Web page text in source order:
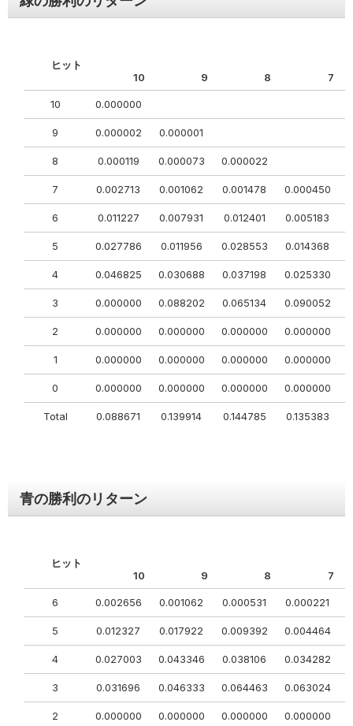
ヒット
10
9 8 7
10 0.000000
9 0.000002 0.000001
8 0.000119 0.000073 0.000022
7 0.002713 0.001062 0.001478 0.000450
6 0.011227 0.007931 0.012401 0.005183
5 0.027786 0.011956 0.028553 0.014368
4 0.046825 0.030688 0.037198 0.025330
3 0.000000 0.088202 0.065134 0.090052
2 0.000000 0.000000 0.000000 0.000000
1 0.000000 0.000000 0.000000 0.000000
0 0.000000 0.000000 0.000000 0.000000
Total 0.088671 0.139914 0.144785 0.135383
青の勝利のリターン
ヒット
10
9 8 7
6 0.002656 0.001062 0.000531 0.000221
5 0.012327 0.017922 0.009392 0.004464
4 0.027003 0.043346 0.038106 0.034282
3 0.031696 0.046333 0.064463 0.063024
2 0.000000 0.000000 0.000000 0.000000